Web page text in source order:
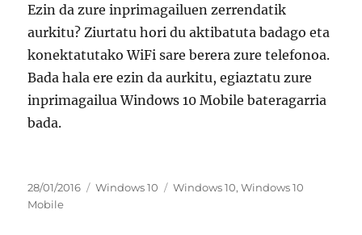
Ezin da zure inprimagailuen zerrendatik
aurkitu? Ziurtatu hori du aktibatuta badago eta
konektatutako WiFi sare berera zure telefonoa.
Bada hala ere ezin da aurkitu, egiaztatu zure
inprimagailua Windows 10 Mobile bateragarria
bada.
Argitaratze-
data
28/01/2016 Kategoriak
Windows 10 Etiketak
Windows 10,Windows 10
Mobile